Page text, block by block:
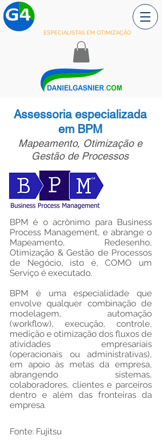
ESPECIALISTAS EM OTIMIZAÇÃO
Assessoria especializada
em BPM
Mapeamento, Otimização e
Gestão de Processos
BPM é o acrônimo para Business
Process Management, e abrange o
Mapeamento, Redesenho,
Otimização & Gestão de Processos
de Negócio, isto é, COMO um
Serviço é executado.
BPM é uma especialidade que
envolve qualquer combinação de
modelagem, automação
(workflow), execução, controle,
medição e otimização dos fluxos de
atividades empresariais
(operacionais ou administrativas),
em apoio às metas da empresa,
abrangendo sistemas,
colaboradores, clientes e parceiros
dentro e além das fronteiras da
empresa.
Fonte: Fujitsu